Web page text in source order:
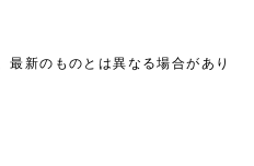
新のものとは異なる場合があり